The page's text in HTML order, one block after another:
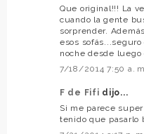
Que original!!! La
cuando la gente
sorprender.
esos
noche desde
7/18/2014 7:50 a.
F de Fifi dijo...
Si me parece
tenido que pasarlo